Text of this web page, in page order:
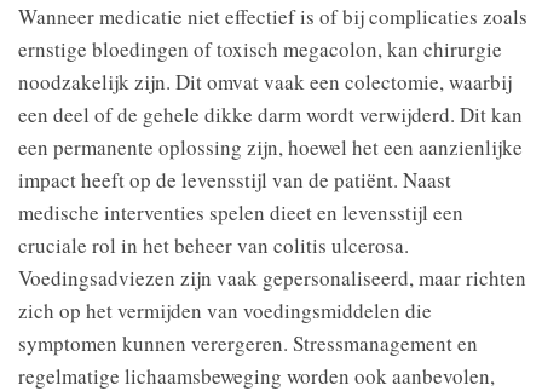
Wanneer medicatie niet effectief is of bij complicaties zoals
ernstige bloedingen of toxisch megacolon, kan chirurgie
noodzakelijk zijn. Dit omvat vaak een colectomie, waarbij
een deel of de gehele dikke darm wordt verwijderd. Dit kan
een permanente oplossing zijn, hoewel het een aanzienlijke
impact heeft op de levensstijl van de patiënt. Naast
medische interventies spelen dieet en levensstijl een
cruciale rol in het beheer van colitis ulcerosa.
Voedingsadviezen zijn vaak gepersonaliseerd, maar richten
zich op het vermijden van voedingsmiddelen die
symptomen kunnen verergeren. Stressmanagement en
regelmatige lichaamsbeweging worden ook aanbevolen,